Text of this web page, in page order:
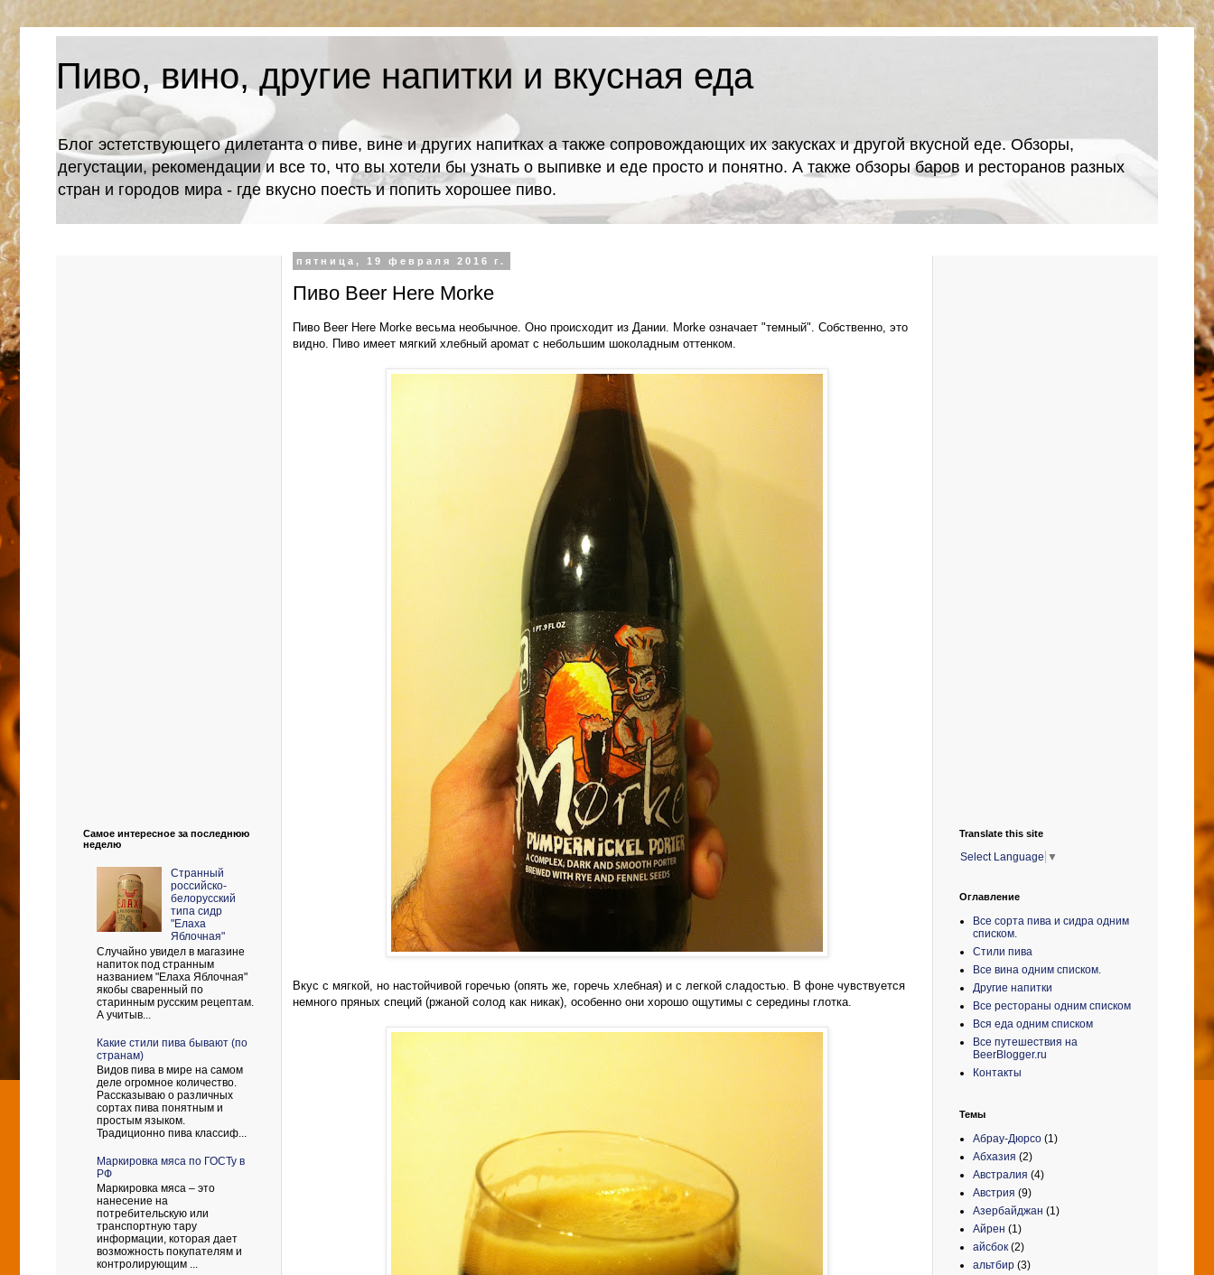
Пиво, вино, другие напитки и вкусная еда
Блог эстетствующего дилетанта о пиве, вине и других напитках а также сопровождающих их закусках и другой вкусной еде. Обзоры,
дегустации, рекомендации и все то, что вы хотели бы узнать о выпивке и еде просто и понятно. А также обзоры баров и ресторанов разных
стран и городов мира - где вкусно поесть и попить хорошее пиво.
пятница, 19 февраля 2016 г.
Пиво Beer Here Morke
Пиво Beer Here Morke весьма необычное. Оно происходит из Дании. Morke означает "темный". Собственно, это
видно. Пиво имеет мягкий хлебный аромат с небольшим шоколадным оттенком.
Вкус с мягкой, но настойчивой горечью (опять же, горечь хлебная) и с легкой сладостью. В фоне чувствуется
немного пряных специй (ржаной солод как никак), особенно они хорошо ощутимы с середины глотка.
Самое интересное за последнюю
неделю
Странный
российско-
белорусский
типа сидр
"Елаха
Яблочная"
Случайно увидел в магазине
напиток под странным
названием "Елаха Яблочная"
якобы сваренный по
старинным русским рецептам.
А учитыв...
Какие стили пива бывают (по
странам)
Видов пива в мире на самом
деле огромное количество.
Рассказываю о различных
сортах пива понятным и
простым языком.
Традиционно пива классиф...
Маркировка мяса по ГОСТу в
РФ
Маркировка мяса – это
нанесение на
потребительскую или
транспортную тару
информации, которая дает
возможность покупателям и
контролирующим ...
Translate this site
Select Language ▼
Оглавление
Все сорта пива и сидра одним
списком.
Стили пива
Все вина одним списком.
Другие напитки
Все рестораны одним списком
Вся еда одним списком
Все путешествия на
BeerBlogger.ru
Контакты
Темы
Абрау-Дюрсо (1)
Абхазия (2)
Австралия (4)
Австрия (9)
Азербайджан (1)
Айрен (1)
айсбок (2)
альтбир (3)